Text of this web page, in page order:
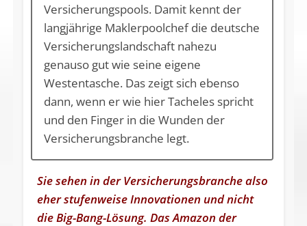
Versicherungspools. Damit kennt der
langjährige Maklerpoolchef die deutsche
Versicherungslandschaft nahezu
genauso gut wie seine eigene
Westentasche. Das zeigt sich ebenso
dann, wenn er wie hier Tacheles spricht
und den Finger in die Wunden der
Versicherungsbranche legt.
Sie sehen in der Versicherungsbranche also
eher stufenweise Innovationen und nicht
die Big-Bang-Lösung. Das Amazon der